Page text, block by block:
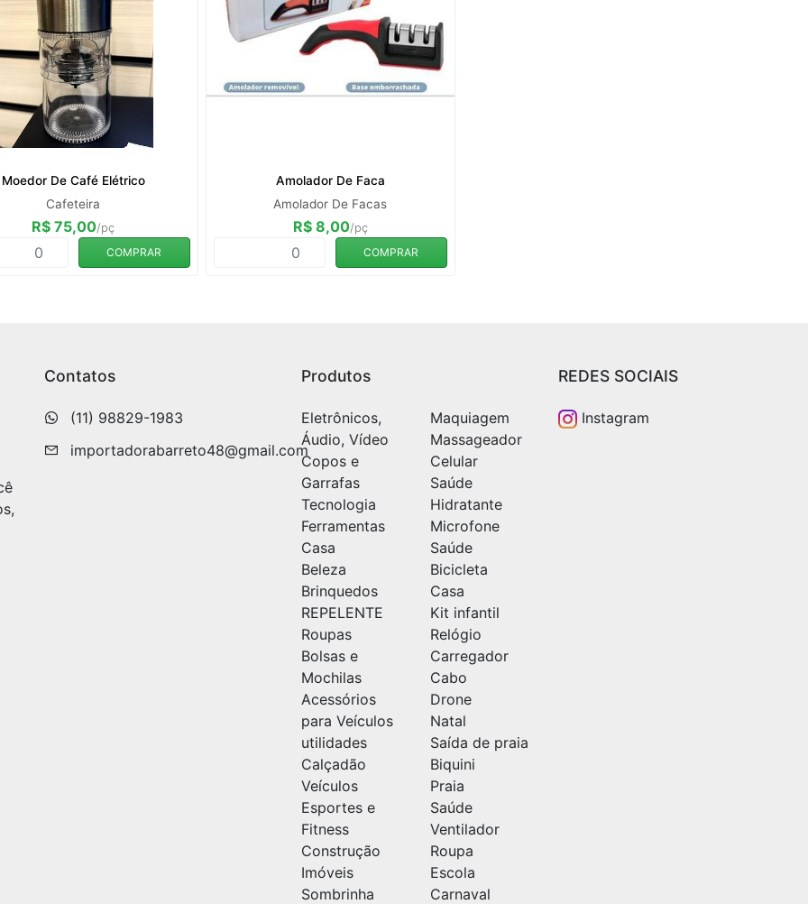
Moedor De Café Elétrico
Cafeteira
R$ 75,00/pç
COMPRAR
Amolador De Faca
Amolador De Facas
R$ 8,00/pç
COMPRAR
Contatos
(11) 98829-1983
importadorabarreto48@gmail.com
Produtos
Eletrônicos,
Áudio, Vídeo
Copos e
Garrafas
Tecnologia
Ferramentas
Casa
Beleza
Brinquedos
REPELENTE
Roupas
Bolsas e
Mochilas
Acessórios
para Veículos
utilidades
Calçadão
Veículos
Esportes e
Fitness
Construção
Imóveis
Sombrinha
Maquiagem
Massageador
Celular
Saúde
Hidratante
Microfone
Saúde
Bicicleta
Casa
Kit infantil
Relógio
Carregador
Cabo
Drone
Natal
Saída de praia
Biquini
Praia
Saúde
Ventilador
Roupa
Escola
Carnaval
REDES SOCIAIS
Instagram